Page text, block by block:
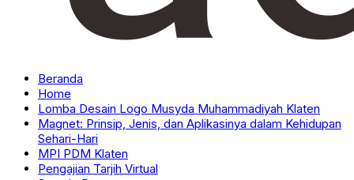
Beranda
Home
Lomba Desain Logo Musyda Muhammadiyah Klaten
Magnet: Prinsip, Jenis, dan Aplikasinya dalam Kehidupan
Sehari-Hari
MPI PDM Klaten
Pengajian Tarjih Virtual